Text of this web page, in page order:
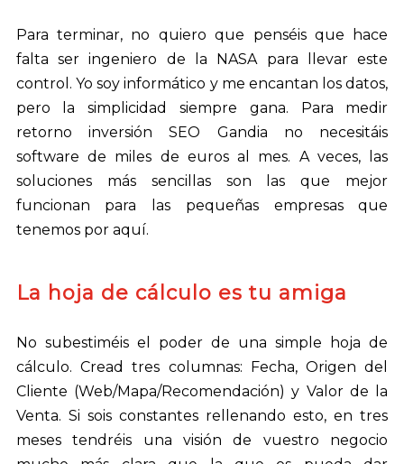
Para terminar, no quiero que penséis que hace
falta ser ingeniero de la NASA para llevar este
control. Yo soy informático y me encantan los datos,
pero la simplicidad siempre gana. Para medir
retorno inversión SEO Gandia no necesitáis
software de miles de euros al mes. A veces, las
soluciones más sencillas son las que mejor
funcionan para las pequeñas empresas que
tenemos por aquí.
La hoja de cálculo es tu amiga
No subestiméis el poder de una simple hoja de
cálculo. Cread tres columnas: Fecha, Origen del
Cliente (Web/Mapa/Recomendación) y Valor de la
Venta. Si sois constantes rellenando esto, en tres
meses tendréis una visión de vuestro negocio